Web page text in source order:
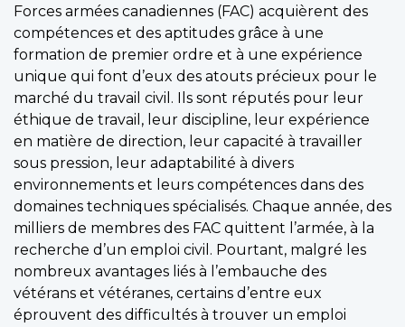
Forces armées canadiennes (FAC) acquièrent des
compétences et des aptitudes grâce à une
formation de premier ordre et à une expérience
unique qui font d’eux des atouts précieux pour le
marché du travail civil. Ils sont réputés pour leur
éthique de travail, leur discipline, leur expérience
en matière de direction, leur capacité à travailler
sous pression, leur adaptabilité à divers
environnements et leurs compétences dans des
domaines techniques spécialisés. Chaque année, des
milliers de membres des FAC quittent l’armée, à la
recherche d’un emploi civil. Pourtant, malgré les
nombreux avantages liés à l’embauche des
vétérans et vétéranes, certains d’entre eux
éprouvent des difficultés à trouver un emploi